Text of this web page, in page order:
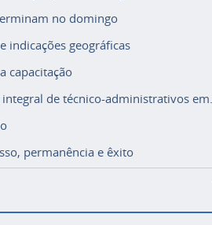
no domingo
indicações geográficas
capacitação
de técnico-administrativos em...
permanência e êxito